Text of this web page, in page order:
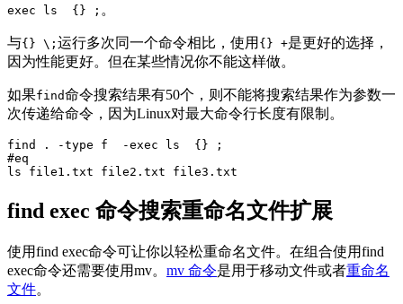
exec ls {} ; 。
与{} \; 运行多次同一个命令相比，使用 {} +是更好的选择，
因为性能更好。但在某些情况你不能这样做。
如果find命令搜索结果有50个，则不能将搜索结果作为参数一
次传递给命令，因为Linux对最大命令行长度有限制。
find . -type f  -exec ls  {} ;
#eq
ls file1.txt file2.txt file3.txt
find exec 命令搜索重命名文件扩展
使用find exec命令可让你以轻松重命名文件。在组合使用find
exec命令还需要使用mv。 mv 命令是用于移动文件或者重命名
文件。